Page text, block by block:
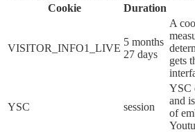
Cookie
Duration
VISITOR_INFO1_LIVE
5 months
27 days
A
gets
YSC session
YSC
and
of